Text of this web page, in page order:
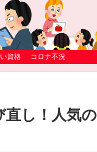
資格 コロナ不況
し！人気